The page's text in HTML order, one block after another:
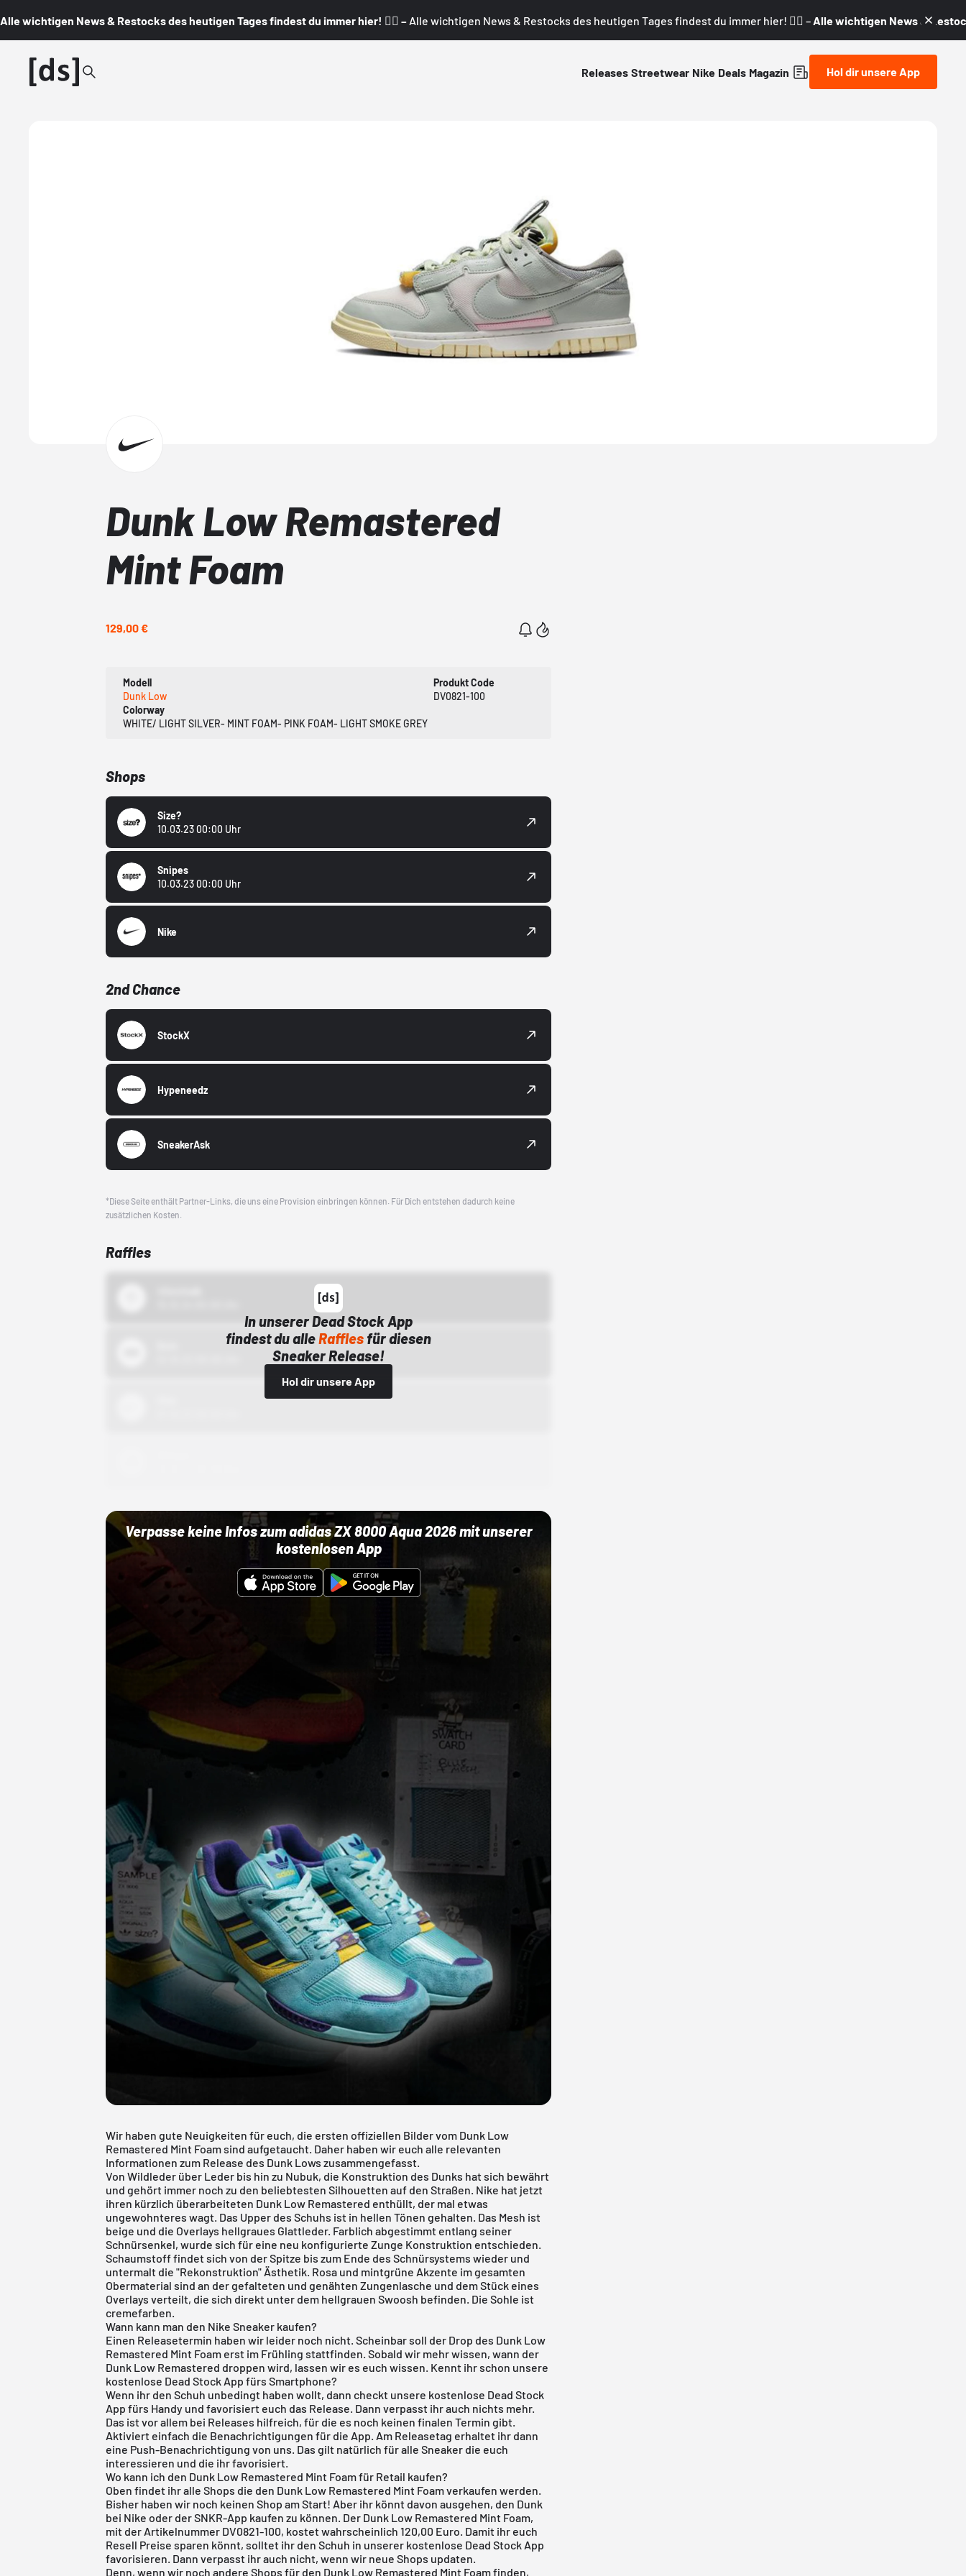
Alle wichtigen News & Restocks des heutigen Tages findest du immer hier! 👇🏼 – Alle wichtigen News & Restocks des heutigen Tages findest du immer hier! 👇🏼 – Alle wichtigen News &
Releases Streetwear Nike Deals Magazin Hol dir unsere App
Dunk Low Remastered
Mint Foam
129,00 €
Modell
Dunk Low
Produkt Code
DV0821-100
Colorway
WHITE/ LIGHT SILVER- MINT FOAM- PINK FOAM- LIGHT SMOKE GREY
Shops
Size?
10.03.23 00:00 Uhr
Snipes
10.03.23 00:00 Uhr
Nike
2nd Chance
StockX
Hypeneedz
SneakerAsk
*Diese Seite enthält Partner-Links, die uns eine Provision einbringen können. Für Dich entstehen dadurch keine
zusätzlichen Kosten.
Raffles
In unserer Dead Stock App
findest du alleRaffles für diesen
Sneaker Release!
Hol dir unsere App
Verpasse keine Infos zum adidas ZX 8000 Aqua 2026 mit unserer
kostenlosen App
Wir haben gute Neuigkeiten für euch, die ersten offiziellen Bilder vom Dunk Low
Remastered Mint Foam sind aufgetaucht. Daher haben wir euch alle relevanten
Informationen zum Release des Dunk Lows zusammengefasst.
Von Wildleder über Leder bis hin zu Nubuk, die Konstruktion des Dunks hat sich bewährt
und gehört immer noch zu den beliebtesten Silhouetten auf den Straßen. Nike hat jetzt
ihren kürzlich überarbeiteten Dunk Low Remastered enthüllt, der mal etwas
ungewohnteres wagt. Das Upper des Schuhs ist in hellen Tönen gehalten. Das Mesh ist
beige und die Overlays hellgraues Glattleder. Farblich abgestimmt entlang seiner
Schnürsenkel, wurde sich für eine neu konfigurierte Zunge Konstruktion entschieden.
Schaumstoff findet sich von der Spitze bis zum Ende des Schnürsystems wieder und
untermalt die "Rekonstruktion" Ästhetik. Rosa und mintgrüne Akzente im gesamten
Obermaterial sind an der gefalteten und genähten Zungenlasche und dem Stück eines
Overlays verteilt, die sich direkt unter dem hellgrauen Swoosh befinden. Die Sohle ist
cremefarben.
Wann kann man den Nike Sneaker kaufen?
Einen Releasetermin haben wir leider noch nicht. Scheinbar soll der Drop des Dunk Low
Remastered Mint Foam erst im Frühling stattfinden. Sobald wir mehr wissen, wann der
Dunk Low Remastered droppen wird, lassen wir es euch wissen. Kennt ihr schon unsere
kostenlose Dead Stock App fürs Smartphone?
Wenn ihr den Schuh unbedingt haben wollt, dann checkt unsere kostenlose Dead Stock
App fürs Handy und favorisiert euch das Release. Dann verpasst ihr auch nichts mehr.
Das ist vor allem bei Releases hilfreich, für die es noch keinen finalen Termin gibt.
Aktiviert einfach die Benachrichtigungen für die App. Am Releasetag erhaltet ihr dann
eine Push-Benachrichtigung von uns. Das gilt natürlich für alle Sneaker die euch
interessieren und die ihr favorisiert.
Wo kann ich den Dunk Low Remastered Mint Foam für Retail kaufen?
Oben findet ihr alle Shops die den Dunk Low Remastered Mint Foam verkaufen werden.
Bisher haben wir noch keinen Shop am Start! Aber ihr könnt davon ausgehen, den Dunk
bei Nike oder der SNKR-App kaufen zu können. Der Dunk Low Remastered Mint Foam,
mit der Artikelnummer DV0821-100, kostet wahrscheinlich 120,00 Euro. Damit ihr euch
Resell Preise sparen könnt, solltet ihr den Schuh in unserer kostenlose Dead Stock App
favorisieren. Dann verpasst ihr auch nicht, wenn wir neue Shops updaten.
Denn, wenn wir noch andere Shops für den Dunk Low Remastered Mint Foam finden,